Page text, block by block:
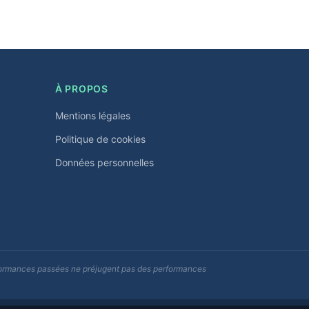
À PROPOS
Mentions légales
Politique de cookies
Données personnelles
passées ne préjugent pas des performances